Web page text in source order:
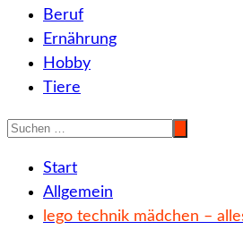
Beruf
Ernährung
Hobby
Tiere
Start
Allgemein
lego technik mädchen –